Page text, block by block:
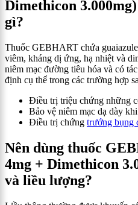
Dimethicon
gì?
Thuốc GEBHART chứa
viêm, kháng dị ứng, hạ nhiệt và
niêm mạc đường tiêu hóa và có
định cụ thể trong các trường hợp
Điều trị triệu chứng những
Bảo vệ niêm mạc dạ dày
Điều trị chứng trướng bụng
Nên dùng thuốc
4mg + Dimethicon
và liều lượng?